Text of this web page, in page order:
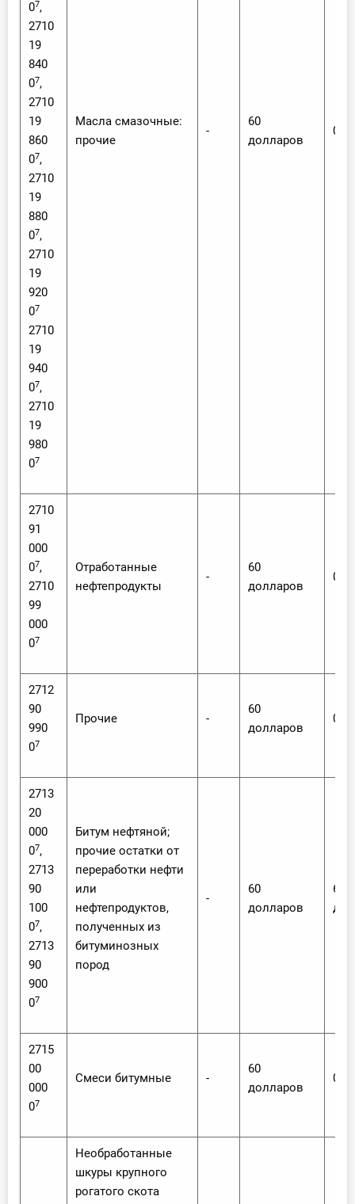
07,
2710
19
840
07,
2710
19
860
07,
2710
19
880
07,
2710
19
920
07
2710
19
940
07,
2710
19
980
07
Масла смазочные:
прочие
-
60
долларов
0
2710
91
000
07,
2710
99
000
07
Отработанные
нефтепродукты
-
60
долларов
0
2712
90
990
07
Прочие -
60
долларов
0
2713
20
000
07,
2713
90
100
07,
2713
90
900
07
Битум нефтяной;
прочие остатки от
переработки нефти
или
нефтепродуктов,
полученных из
битуминозных
пород
-
60
долларов
60
2715
00
000
07
Смеси битумные -
60
долларов
0
Необработанные
шкуры крупного
рогатого скота